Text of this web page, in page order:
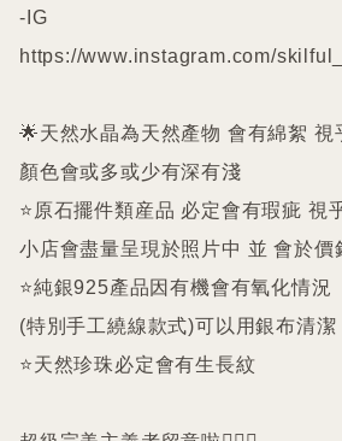
-IG
https://www.instagram.com/
🌟天然水晶為天然產物 會有綿絮 視
顏色會或多或少有深有淺
⭐️原石擺件類産品 必定會有瑕疵 視
小店會盡量呈現於照片中 並 會於價
⭐️純銀925產品因有機會有氧化情況
(特別手工繞線款式)可以用銀布清潔
⭐️天然珍珠必定會有生長紋